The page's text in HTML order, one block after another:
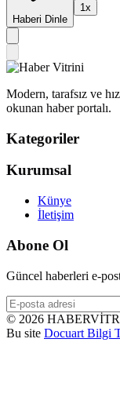
Haberi Dinle
1 x
Modern, tarafsız ve
okunan haber portalı.
Kategoriler
Kurumsal
Künye
İletişim
Abone Ol
Güncel haberleri e-
© 2026
Bu site Docuart Bilgi